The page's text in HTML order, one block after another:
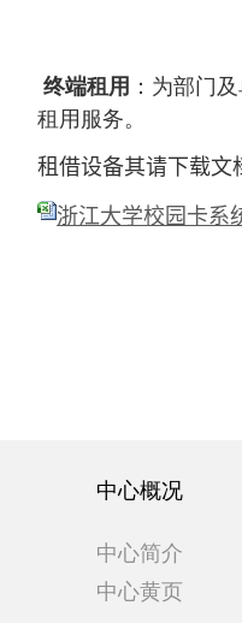
终端租用 ：为部门
租用服务。
租借设备其请下载文
浙江大学校园卡系
中心概况
中心简介
中心黄页